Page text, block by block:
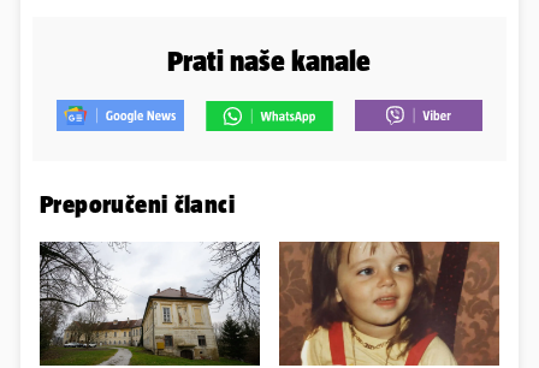
Prati naše kanale
Preporučeni članci